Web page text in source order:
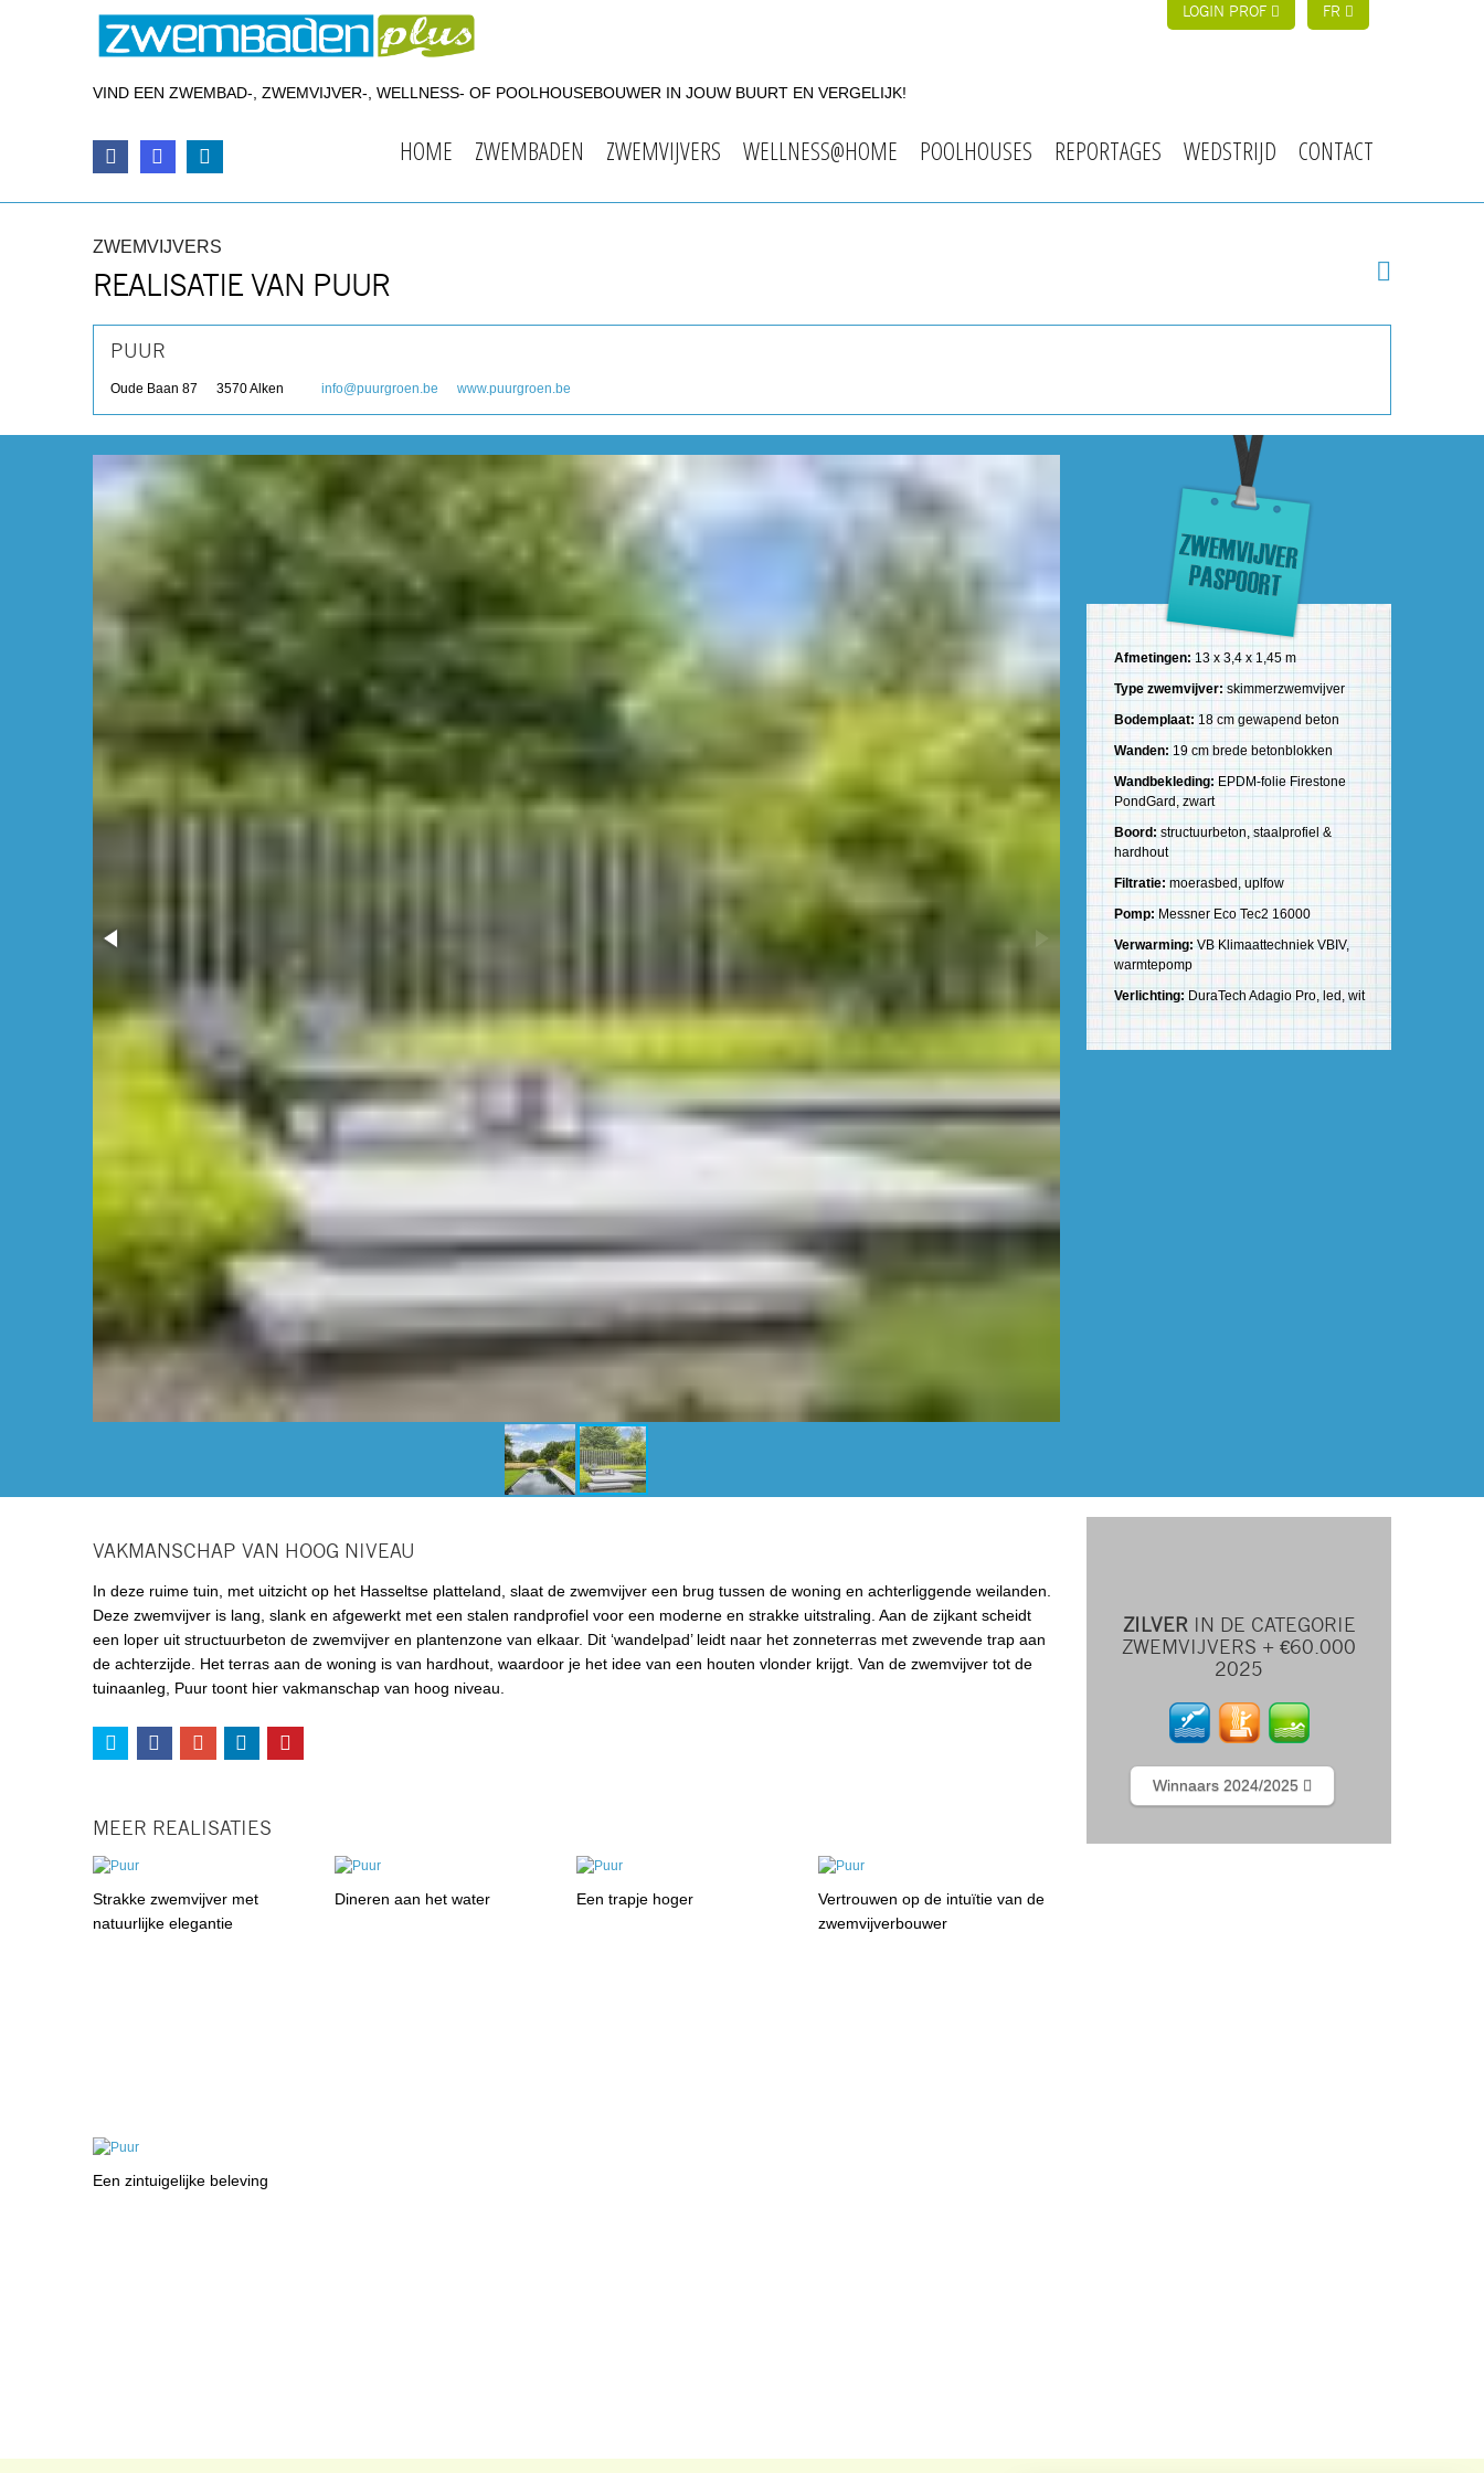
LOGIN PROF FR
VIND EEN ZWEMBAD-, ZWEMVIJVER-, WELLNESS- OF POOLHOUSEBOUWER IN JOUW BUURT EN VERGELIJK!
HOME ZWEMBADEN ZWEMVIJVERS WELLNESS@HOME POOLHOUSES REPORTAGES WEDSTRIJD CONTACT
ZWEMVIJVERS
REALISATIE VAN PUUR
PUUR
Oude Baan 87 3570Alken info@puurgroen.be www.puurgroen.be
Afmetingen:13 x 3,4 x 1,45 m
Type zwemvijver:skimmerzwemvijver
Bodemplaat: 18 cm gewapend beton
Wanden: 19 cm brede betonblokken
Wandbekleding: EPDM-folie Firestone
PondGard, zwart
Boord: structuurbeton, staalprofiel &
hardhout
Filtratie: moerasbed, uplfow
Pomp: Messner Eco Tec2 16000
Verwarming:VB Klimaattechniek VBIV,
warmtepomp
Verlichting: DuraTech Adagio Pro, led, wit
VAKMANSCHAP VAN HOOG NIVEAU
In deze ruime tuin, met uitzicht op het Hasseltse platteland, slaat de zwemvijver een brug tussen de woning en achterliggende weilanden.
Deze zwemvijver is lang, slank en afgewerkt met een stalen randprofiel voor een moderne en strakke uitstraling. Aan de zijkant scheidt
een loper uit structuurbeton de zwemvijver en plantenzone van elkaar. Dit ‘wandelpad’ leidt naar het zonneterras met zwevende trap aan
de achterzijde. Het terras aan de woning is van hardhout, waardoor je het idee van een houten vlonder krijgt. Van de zwemvijver tot de
tuinaanleg, Puur toont hier vakmanschap van hoog niveau.
MEER REALISATIES
Strakke zwemvijver met
natuurlijke elegantie
Dineren aan het water Een trapje hoger
Vertrouwen op de intuïtie van de
zwemvijverbouwer
Een zintuigelijke beleving
ZILVER IN DE CATEGORIE
ZWEMVIJVERS + €60.000
2025
Winnaars 2024/2025